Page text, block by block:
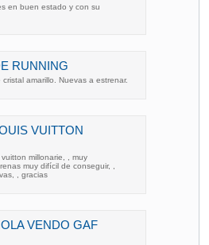
en buen estado y con su
RUNNING
amarillo. Nuevas a estrenar.
VUITTON
millonarie, , muy
muy difícil de conseguir, ,
, gracias
VENDO GAF